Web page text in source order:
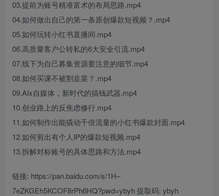
03.提前为账号精准富术的布局思路.mp4
04.如何做出自己的第一条原创爆款短视频？.mp4
05.如何玩转小红书直播间.mp4
06.高质量客户公转私的6大安全引流.mp4
07.线下为自己募集资源要注意的细节.mp4
08.如何买课不被割韭菜？.mp4
09.AIx自媒体，新时代的搞钱武器.mp4
10.创业路上的反焦虑修行.mp4
11.如何制作出能撬动千倍流量的小红书爆款封面.mp4
12.如何剪出有个人IP的爆款短视频.mp4
13.拆解对标账号的具体思路和方法.mp4
链接: https://pan.baidu.com/s/1H–
7eZKGEh5KCOF8rPh6HQ?pwd=ybyh 提取码: ybyh